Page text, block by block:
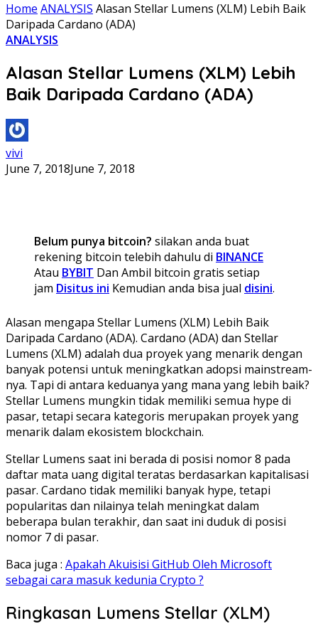
Home ANALYSIS Alasan Stellar Lumens (XLM) Lebih Baik
Daripada Cardano (ADA)
ANALYSIS
Alasan Stellar Lumens (XLM) Lebih
Baik Daripada Cardano (ADA)
vivi
June 7, 2018June 7, 2018
Belum punya bitcoin? silakan anda buat
rekening bitcoin telebih dahulu di BINANCE
Atau BYBIT Dan Ambil bitcoin gratis setiap
jam Disitus ini Kemudian anda bisa jual disini.
Alasan mengapa Stellar Lumens (XLM) Lebih Baik
Daripada Cardano (ADA). Cardano (ADA) dan Stellar
Lumens (XLM) adalah dua proyek yang menarik dengan
banyak potensi untuk meningkatkan adopsi mainstream-
nya. Tapi di antara keduanya yang mana yang lebih baik?
Stellar Lumens mungkin tidak memiliki semua hype di
pasar, tetapi secara kategoris merupakan proyek yang
menarik dalam ekosistem blockchain.
Stellar Lumens saat ini berada di posisi nomor 8 pada
daftar mata uang digital teratas berdasarkan kapitalisasi
pasar. Cardano tidak memiliki banyak hype, tetapi
popularitas dan nilainya telah meningkat dalam
beberapa bulan terakhir, dan saat ini duduk di posisi
nomor 7 di pasar.
Baca juga : Apakah Akuisisi GitHub Oleh Microsoft
sebagai cara masuk kedunia Crypto ?
Ringkasan Lumens Stellar (XLM)